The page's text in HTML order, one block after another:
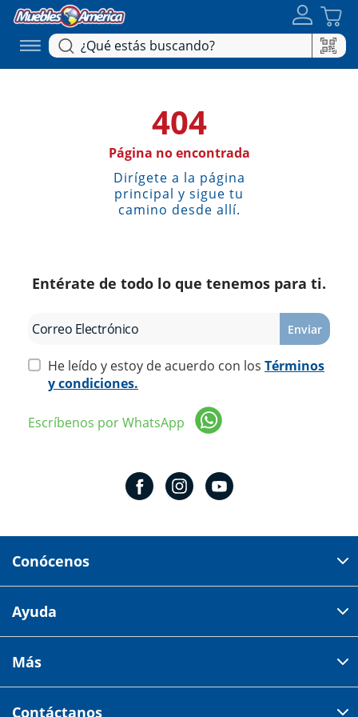
404
Página no encontrada
Dirígete a la página
principal y sigue tu
camino desde allí.
Entérate de todo lo que tenemos para ti.
Enviar
He leído y estoy de acuerdo con los Términos
y condiciones.
Escríbenos por WhatsApp
Conócenos
Av 18 de marzo # 309. Colonia la Nogalera.
Tiendas
Ayuda
Centro de ayuda
Más
Contáctanos